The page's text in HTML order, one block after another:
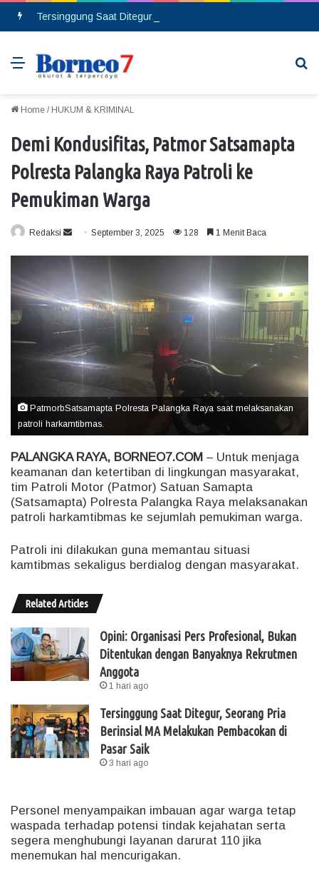
Menu
Home / HUKUM & KRIMINAL
Demi Kondusifitas, Patmor Satsamapta
Polresta Palangka Raya Patroli ke
Pemukiman Warga
Redaksi
n
d
a
n
m
a
l
September 3, 2025 128 1 Menit Baca
PatmorbSatsamapta Polresta Palangka Raya saat melaksanakan
patroli harkamtibmas.
PALANGKA RAYA, BORNEO7.COM – Untuk menjaga
keamanan dan ketertiban di lingkungan masyarakat,
tim Patroli Motor (Patmor) Satuan Samapta
(Satsamapta) Polresta Palangka Raya melaksanakan
patroli harkamtibmas ke sejumlah pemukiman warga.
Patroli ini dilakukan guna memantau situasi
kamtibmas sekaligus berdialog dengan masyarakat.
Related Articles
Opini: Organisasi Pers Profesional, Bukan
Ditentukan dengan Banyaknya Rekrutmen
Anggota
1 hari ago
Tersinggung Saat Ditegur, Seorang Pria
Berinsial MA Melakukan Pembacokan di
Pasar Saik
3 hari ago
Personel menyampaikan imbauan agar warga tetap
waspada terhadap potensi tindak kejahatan serta
segera menghubungi layanan darurat 110 jika
menemukan hal mencurigakan.